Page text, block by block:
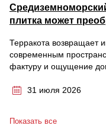
плитка может
Терракота возвращает
современным
фактуру и ощущение
31 июля 2026
Показать все